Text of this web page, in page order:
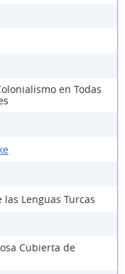
en Todas
Lenguas Turcas
Cubierta de